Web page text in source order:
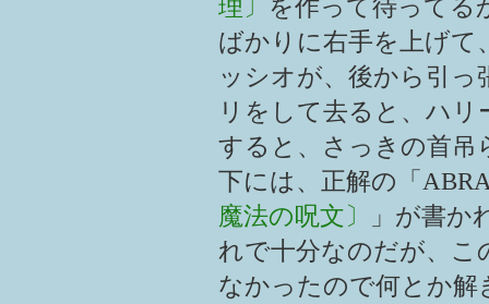
理〕 を作って待ってる
ばかりに右手を上げて
ッシオが、後から引
リをして去ると、ハ
すると、さっきの首吊
下には、正解の「
魔法の呪文〕
」が書か
れで十分なのだが、こ
なかったので何とか